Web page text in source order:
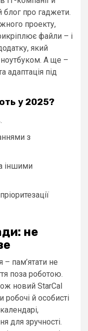
блог про гаджети.
проекту,
файли – і
який
ноутбуком. А ще –
адаптація під
у 2025?
з
іншими
не
пам’ятати не
поза роботою.
новий StarCal
й особисті
для зручності.